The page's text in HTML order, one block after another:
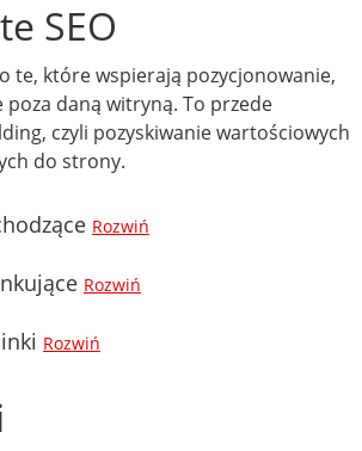
SEO
te, które wspierają pozycjonowanie,
poza daną witryną. To przede
czyli pozyskiwanie wartościowych
do strony.
Rozwiń
Rozwiń
Rozwiń